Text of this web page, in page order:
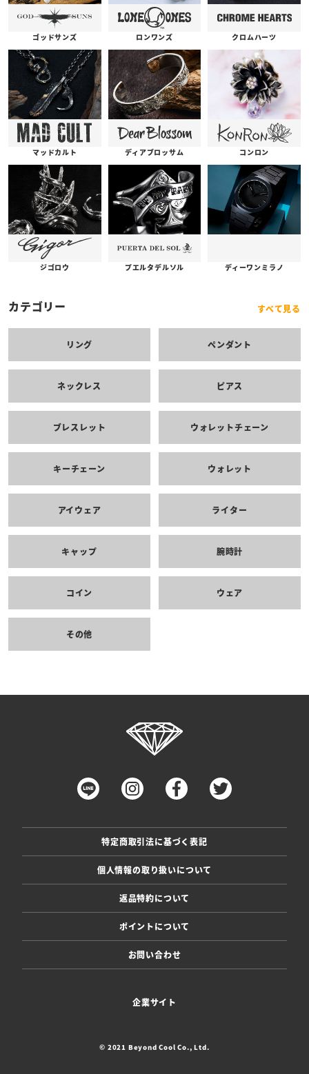
ゴッドサンズ ロンワンズ クロムハーツ
マッドカルト ディアブロッサム コンロン
ジゴロウ プエルタデルソル ディーワンミラノ
カテゴリー すべて見る
リング ペンダント
ネックレス ピアス
ブレスレット ウォレットチェーン
キーチェーン ウォレット
アイウェア ライター
キャップ 腕時計
コイン ウェア
その他
特定商取引法に基づく表記
個人情報の取り扱いについて
返品特約について
ポイントについて
お問い合わせ
企業サイト
© 2021 Beyond Cool Co., Ltd.